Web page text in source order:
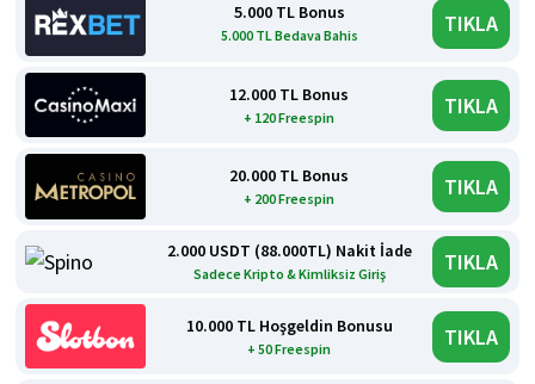
5.000 TL Bonus
5.000 TL Bedava Bahis TIKLA
12.000 TL Bonus
+ 120 Freespin TIKLA
20.000 TL Bonus
+ 200 Freespin TIKLA
2.000 USDT (88.000TL) Nakit İade
Sadece Kripto & Kimliksiz Giriş TIKLA
10.000 TL Hoşgeldin Bonusu
+ 50 Freespin TIKLA